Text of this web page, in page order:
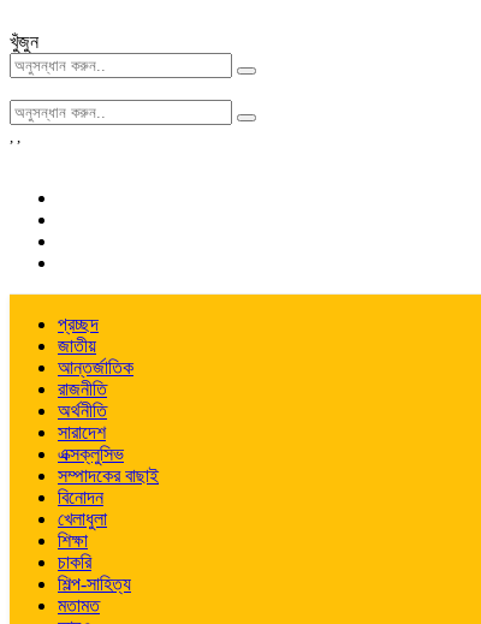
খুঁজুন
, ,
প্রচ্ছদ
জাতীয়
আন্তর্জাতিক
রাজনীতি
অর্থনীতি
সারাদেশ
এক্সক্লুসিভ
সম্পাদকের বাছাই
বিনোদন
খেলাধুলা
শিক্ষা
চাকরি
শিল্প-সাহিত্য
মতামত